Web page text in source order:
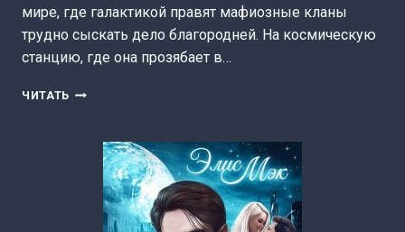
мире, где галактикой правят мафиозные кланы
трудно сыскать дело благородней. На космическую
станцию, где она прозябает в…
ЧИТАТЬ КУРТИЗАНКА.
(МОРВЕЙН
ВЕТЕР)